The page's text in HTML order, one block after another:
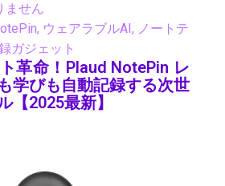
ません
, ウェアラブルAI, ノートテ
ガジェット
革命！Plaud NotePin レ
学びも自動記録する次世
【2025最新】